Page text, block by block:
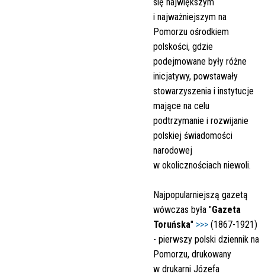
i najważniejszym na
Pomorzu ośrodkiem
polskości, gdzie
podejmowane były różne
inicjatywy, powstawały
stowarzyszenia i instytucje
mające na celu
podtrzymanie i rozwijanie
polskiej świadomości
narodowej
w okolicznościach niewoli.
Najpopularniejszą gazetą
wówczas była "Gazeta
Toruńska" >>> (1867-1921)
- pierwszy polski dziennik na
Pomorzu, drukowany
w drukarni Józefa